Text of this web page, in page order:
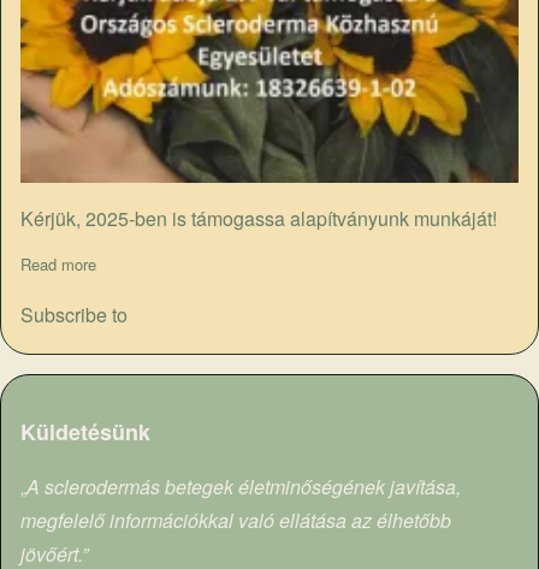
Kérjük, 2025-ben is támogassa alapítványunk munkáját!
Read more
Subscribe to
Küldetésünk
„A sclerodermás betegek életminőségének javítása,
megfelelő információkkal való ellátása az élhetőbb
jövőért.”